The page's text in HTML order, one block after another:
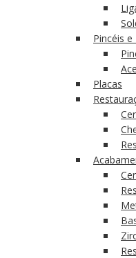
Pincéis
Placas